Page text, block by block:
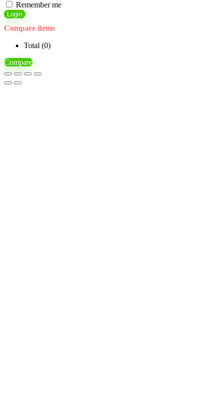
Remember me
Login
Compare items
Total (0)
Compare